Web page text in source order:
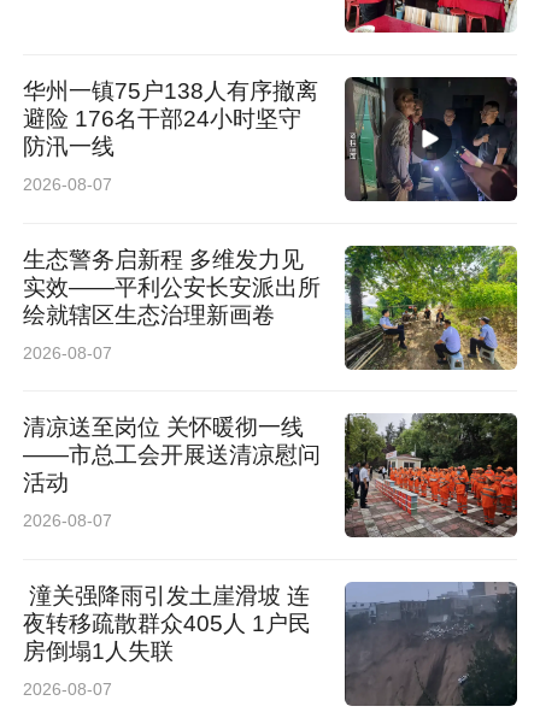
华州一镇75户138人有序撤离
避险 176名干部24小时坚守
防汛一线
2026-08-07
生态警务启新程 多维发力见
实效——平利公安长安派出所
绘就辖区生态治理新画卷
2026-08-07
清凉送至岗位 关怀暖彻一线
——市总工会开展送清凉慰问
活动
2026-08-07
潼关强降雨引发土崖滑坡 连
夜转移疏散群众405人 1户民
房倒塌1人失联
2026-08-07